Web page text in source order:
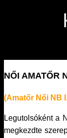
NŐI AMATŐR
(Amatőr Női NB
Legutolsóként a
megkezdte